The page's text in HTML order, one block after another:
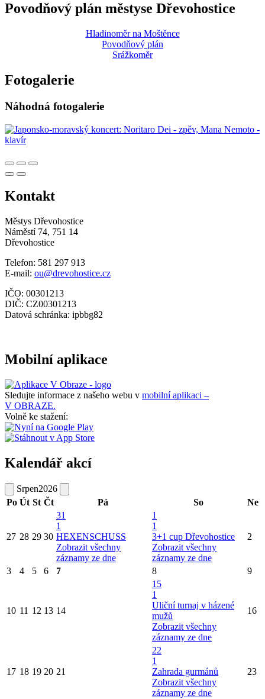
Povodňový plán městyse Dřevohostice
Hladinoměr na Moštěnce
Povodňový plán
Srážkoměr
Fotogalerie
Náhodná fotogalerie
Kontakt
Městys Dřevohostice
Náměstí 74, 751 14
Dřevohostice
Telefon: 581 297 913
E-mail: ou@drevohostice.cz
IČO: 00301213
DIČ: CZ00301213
Datová schránka: ipbbg82
Mobilní aplikace
Sledujte informace z našeho webu v mobilní aplikaci –
V OBRAZE.
Volně ke stažení:
Kalendář akcí
Srpen2026
Po Út St Čt Pá So Ne
27 28 29 30
31
1
HEXENSCHUSS
Zobrazit všechny
záznamy ze dne
1
1
3+1 cup Dřevohostice
Zobrazit všechny
záznamy ze dne
2
3 4 5 6 7 8 9
10 11 12 13 14
15
1
Uliční turnaj v házené
mužů
Zobrazit všechny
záznamy ze dne
16
17 18 19 20 21
22
1
Zahrada gurmánů
Zobrazit všechny
záznamy ze dne
23